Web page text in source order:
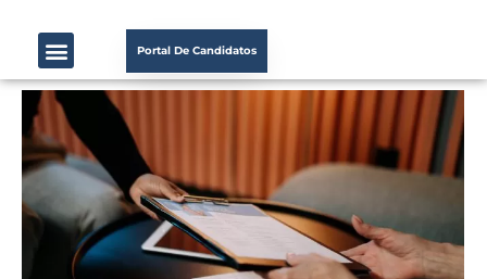
Portal De Candidatos